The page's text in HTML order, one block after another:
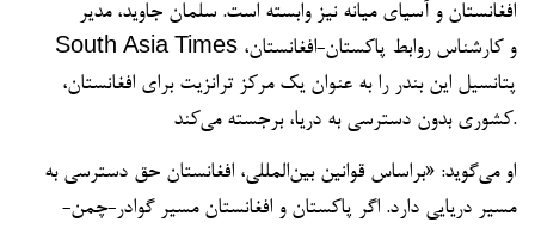
افغانستان و آسیای میانه نیز وابسته است. سلمان جاوید، مدیر
South Asia Times و کارشناس روابط پاکستان-افغانستان،
پتانسیل این بندر را به عنوان یک مرکز ترانزیت برای افغانستان،
کشوری بدون دسترسی به دریا، برجسته می‌کند.
او می‌گوید: «براساس قوانین بین‌المللی، افغانستان حق دسترسی به
مسیر دریایی دارد. اگر پاکستان و افغانستان مسیر گوادر-چمن-